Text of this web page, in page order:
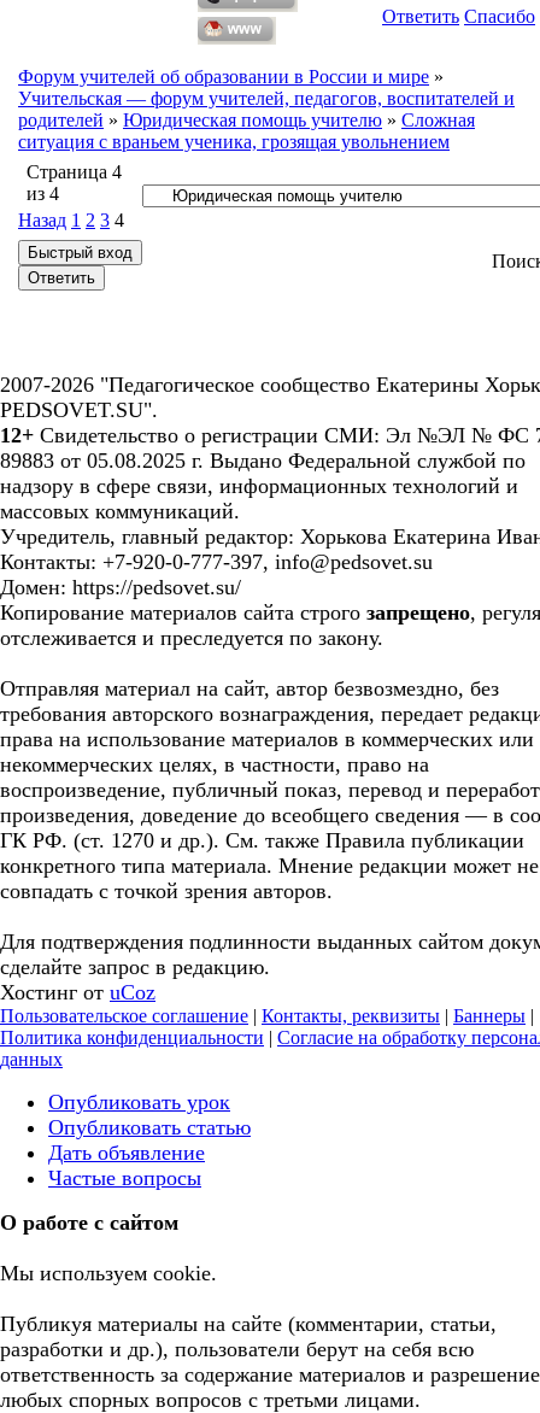
Ответить Спасибо
Форум учителей об образовании в России и мире »
Учительская — форум учителей, педагогов, воспитателей и
родителей » Юридическая помощь учителю » Сложная
ситуация с враньем ученика, грозящая увольнением
Страница 4
из 4
Назад 1 2 3 4
2007-2026 "Педагогическое сообщество Екатерины
PEDSOVET.SU".
12+ Свидетельство о регистрации СМИ: Эл №ЭЛ № ФС
89883 от 05.08.2025 г. Выдано Федеральной службой по
надзору в сфере связи, информационных технологий и
массовых коммуникаций.
Учредитель, главный редактор: Хорькова Екатерина
Контакты: +7-920-0-777-397, info@pedsovet.su
Домен: https://pedsovet.su/
Копирование материалов сайта строго запрещено,
отслеживается и преследуется по закону.
Отправляя материал на сайт, автор безвозмездно, без
требования авторского вознаграждения, передает
права на использование материалов в коммерческих или
некоммерческих целях, в частности, право на
воспроизведение, публичный показ, перевод и
произведения, доведение до всеобщего сведения — в
ГК РФ. (ст. 1270 и др.). См. также Правила публикации
конкретного типа материала. Мнение редакции может не
совпадать с точкой зрения авторов.
Для подтверждения подлинности выданных сайтом
сделайте запрос в редакцию.
Хостинг от uCoz
Пользовательское соглашение | Контакты, реквизиты | Баннеры |
Политика конфиденциальности | Согласие на обработку
данных
Опубликовать урок
Опубликовать статью
Дать объявление
Частые вопросы
О работе с сайтом
Мы используем cookie.
Публикуя материалы на сайте (комментарии, статьи,
разработки и др.), пользователи берут на себя всю
ответственность за содержание материалов и разрешение
любых спорных вопросов с третьми лицами.